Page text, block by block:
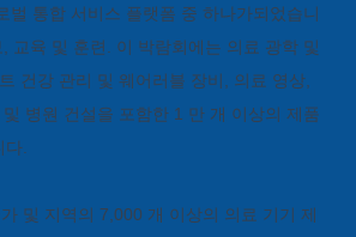
벌 통합 서비스 플랫폼 중 하나가되었습니
교육 및 훈련. 이 박람회에는 의료 광학 및
건강 관리 및 웨어러블 장비, 의료 영상,
병원 건설을 포함한 1 만 개 이상의 제품
다.
및 지역의 7,000 개 이상의 의료 기기 제